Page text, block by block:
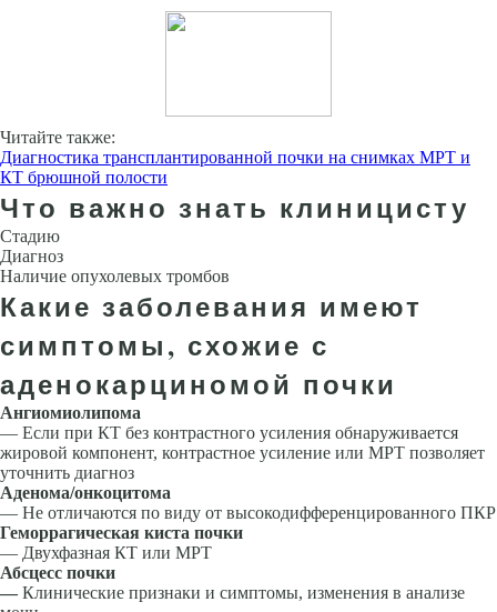
Читайте также:
Диагностика трансплантированной почки на снимках МРТ и
КТ брюшной полости
Что важно знать клиницисту
Стадию
Диагноз
Наличие опухолевых тромбов
Какие заболевания имеют
симптомы, схожие с
аденокарциномой почки
Ангиомиолипома
— Если при КТ без контрастного усиления обнаруживается
жировой компонент, контрастное усиление или МРТ позволяет
уточнить диагноз
Аденома/онкоцитома
— Не отличаются по виду от высокодифференцированного ПКР
Геморрагическая киста почки
— Двухфазная КТ или МРТ
Абсцесс почки
— Клинические признаки и симптомы, изменения в анализе